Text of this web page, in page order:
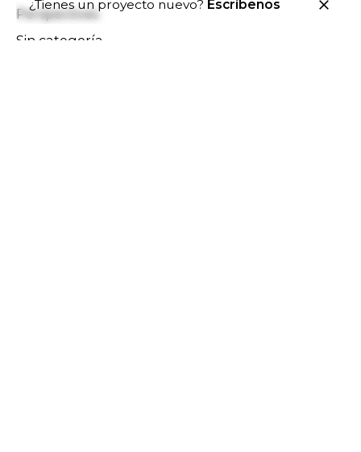
Perspectives
Sin categoría
¿Tienes un proyecto nuevo? Escríbenos